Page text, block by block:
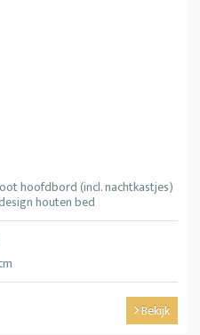
hoofdbord (incl. nachtkastjes)
houten bed
Bekijk